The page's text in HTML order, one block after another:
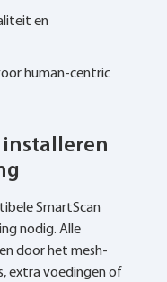
en
human-centric
SmartScan
nodig. Alle
door het mesh-
extra voedingen of